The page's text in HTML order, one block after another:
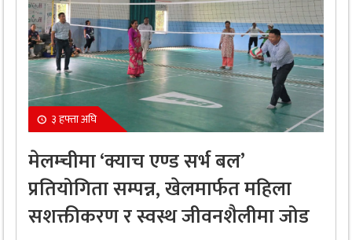
३ हफ्ता अघि
मेलम्चीमा ‘क्याच एण्ड सर्भ बल’
प्रतियोगिता सम्पन्न, खेलमार्फत महिला
सशक्तीकरण र स्वस्थ जीवनशैलीमा जोड